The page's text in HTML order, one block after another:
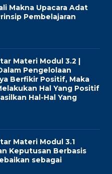
Makna Upacara Adat
Pembelajaran
Materi Modul 3.2 |
Pengelolaan
Berfikir Positif, Maka
Hal Yang Positif
Hal-Hal Yang
Materi Modul 3.1
Keputusan Berbasis
sebagai